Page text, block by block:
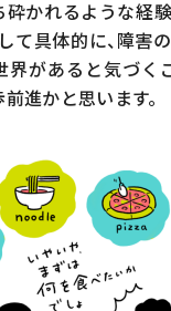
砕かれるような経
して具体的に、障害
界があると気づく
進かと思います。